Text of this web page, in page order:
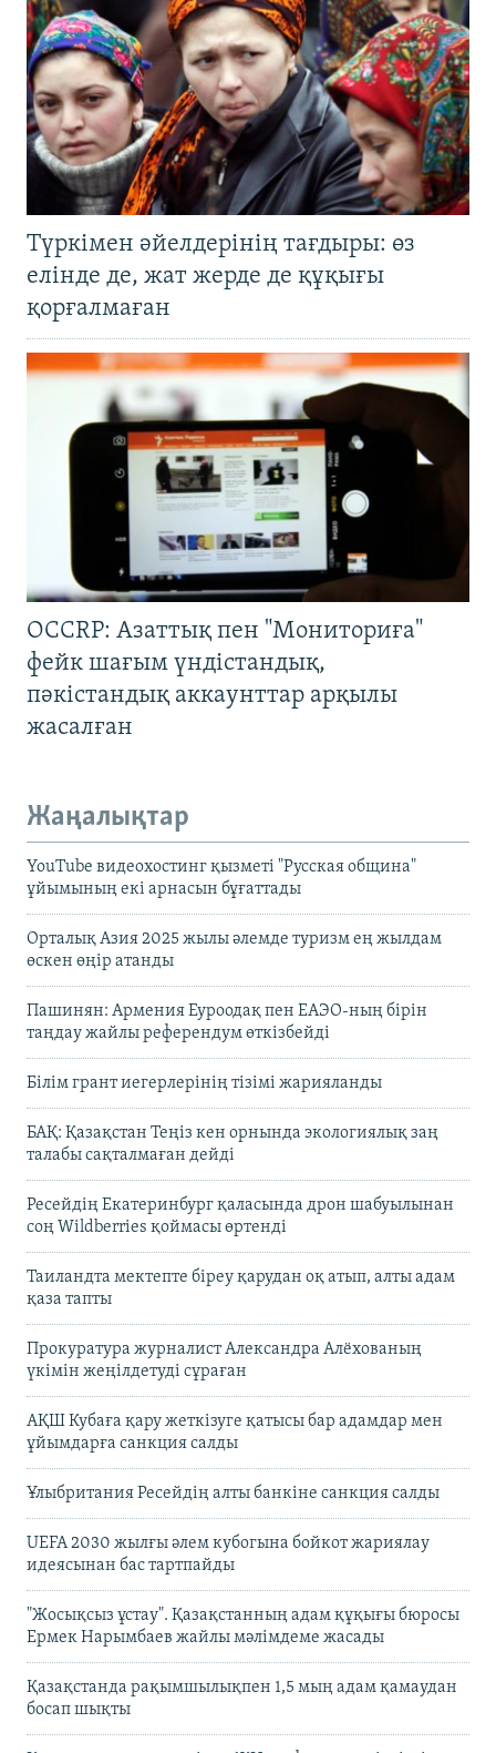
Түркімен әйелдерінің тағдыры: өз
елінде де, жат жерде де құқығы
қорғалмаған
OCCRP: Азаттық пен "Мониториға"
фейк шағым үндістандық,
пәкістандық аккаунттар арқылы
жасалған
Жаңалықтар
YouTube видеохостинг қызметі "Русская община"
ұйымының екі арнасын бұғаттады
Орталық Азия 2025 жылы әлемде туризм ең жылдам
өскен өңір атанды
Пашинян: Армения Еуроодақ пен ЕАЭО-ның бірін
таңдау жайлы референдум өткізбейді
Білім грант иегерлерінің тізімі жарияланды
БАҚ: Қазақстан Теңіз кен орнында экологиялық заң
талабы сақталмаған дейді
Ресейдің Екатеринбург қаласында дрон шабуылынан
соң Wildberries қоймасы өртенді
Таиландта мектепте біреу қарудан оқ атып, алты адам
қаза тапты
Прокуратура журналист Александра Алёхованың
үкімін жеңілдетуді сұраған
АҚШ Кубаға қару жеткізуге қатысы бар адамдар мен
ұйымдарға санкция салды
Ұлыбритания Ресейдің алты банкіне санкция салды
UEFA 2030 жылғы әлем кубогына бойкот жариялау
идеясынан бас тартпайды
"Жосықсыз ұстау". Қазақстанның адам құқығы бюросы
Ермек Нарымбаев жайлы мәлімдеме жасады
Қазақстанда рақымшылықпен 1,5 мың адам қамаудан
босап шықты